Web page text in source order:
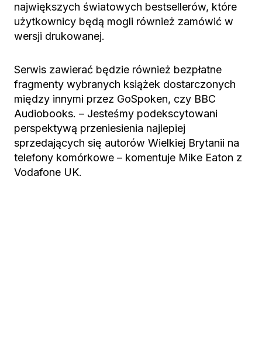
największych światowych bestsellerów, które
użytkownicy będą mogli również zamówić w
wersji drukowanej.
Serwis zawierać będzie również bezpłatne
fragmenty wybranych książek dostarczonych
między innymi przez GoSpoken, czy BBC
Audiobooks. – Jesteśmy podekscytowani
perspektywą przeniesienia najlepiej
sprzedających się autorów Wielkiej Brytanii na
telefony komórkowe – komentuje Mike Eaton z
Vodafone UK.